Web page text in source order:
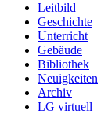
Leitbild
Geschichte
Unterricht
Gebäude
Bibliothek
Neuigkeiten
Archiv
LG virtuell